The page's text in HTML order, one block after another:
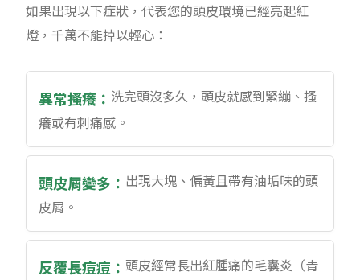
如果出現以下症狀，代表您的頭皮環境已經亮起紅
燈，千萬不能掉以輕心：
異常搔癢： 洗完頭沒多久，頭皮就感到緊繃、搔
癢或有刺痛感。
頭皮屑變多： 出現大塊、偏黃且帶有油垢味的頭
皮屑。
反覆長痘痘：頭皮經常長出紅腫痛的毛囊炎（青